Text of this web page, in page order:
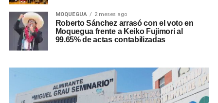
MOQUEGUA 2 meses ago
Roberto Sánchez arrasó con el voto en
Moquegua frente a Keiko Fujimori al
99.65% de actas contabilizadas